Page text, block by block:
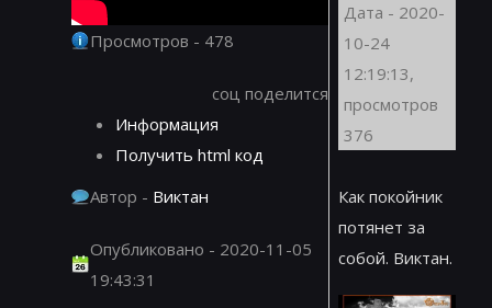
Просмотров - 478
соц поделится
Информация
Получить html код
Автор - Виктан
Опубликовано - 2020-11-05
19:43:31
Дата - 2020-
10-24
12:19:13,
просмотров
376
Как покойник
потянет за
собой. Виктан.